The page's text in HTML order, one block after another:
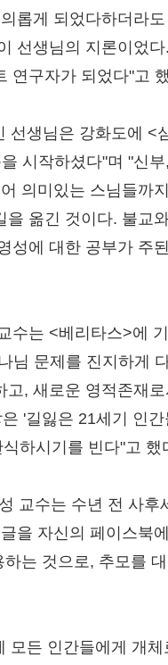
롭게 되었다하더라
선생님의 지론이었다
연구자가 되었다"고
선생님은 강화도에 <
시작하셨다"며 "신부
의미있는 스님들까
옮긴 것이다. 불교
성에 대한 공부가 주
수는 <베리타스>에
님 문제를 진지하게
, 새로운 영적존재로
'길잃은 21세기 인간
하시기를 빈다"고 했
교수는 수년 전 사후
을 자신의 페이스북
는 것으로, 추모를
모든 인간들에게 개체